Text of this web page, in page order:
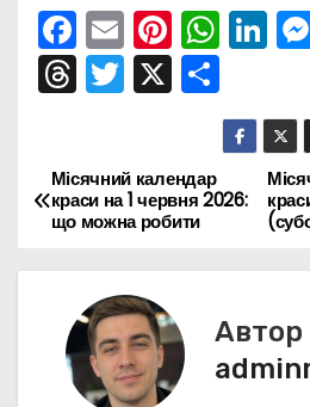
F
a
c
b
o
o
k
E
m
ai
Pi
nt
er
st
W
h
a
ts
A
p
p
Li
n
k
e
dI
n
T
hr
a
d
s
T
w
er
X П
о
ді
л
т
с
я
Н
а
Місячний календар
краси на 1 червня 2026:
що можна робити
Автор